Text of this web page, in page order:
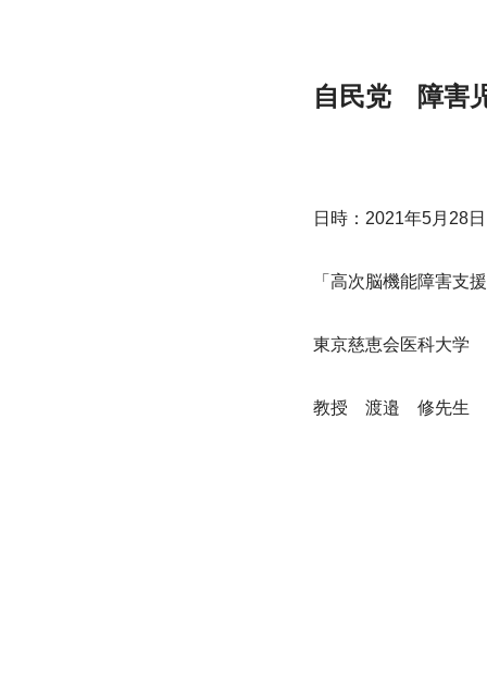
自民党　障害
日時：2021年5月28
「高次脳機能障害支
東京慈恵会医科大学
教授　渡邉　修先生